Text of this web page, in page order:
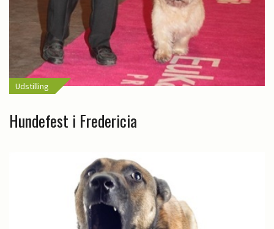
Udstilling
Hundefest i Fredericia